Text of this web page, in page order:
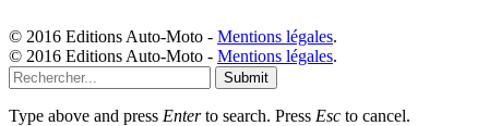
© 2016 Editions Auto-Moto - Mentions légales.
© 2016 Editions Auto-Moto - Mentions légales.
Submit
Type above and press Enterto search. Press Esc to cancel.